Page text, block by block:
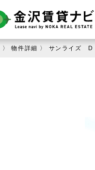
〉 物件詳細 〉 サンライズ D